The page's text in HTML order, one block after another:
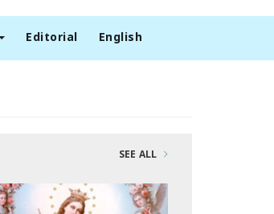
Editorial English
SEE ALL